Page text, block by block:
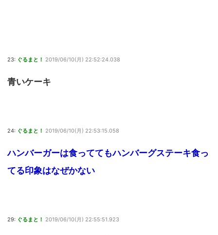
23: ぐるまと！ 2019/06/10(月) 22:52:24.038
青いケーキ
24: ぐるまと！ 2019/06/10(月) 22:53:15.058
ハンバーガーは食っててもハンバーグステーキ食っ
てる印象はなぜかない
29: ぐるまと！ 2019/06/10(月) 22:55:51.923